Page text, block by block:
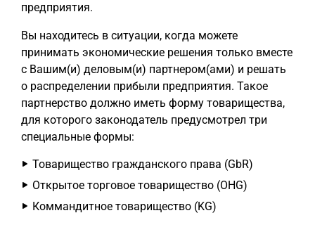
предприятия.
Вы находитесь в ситуации, когда можете
принимать экономические решения только вместе
с Вашим(и) деловым(и) партнером(ами) и решать
о распределении прибыли предприятия. Такое
партнерство должно иметь форму товарищества,
для которого законодатель предусмотрел три
специальные формы:
Товарищество гражданского права (GbR)
Открытое торговое товарищество (OHG)
Коммандитное товарищество (KG)